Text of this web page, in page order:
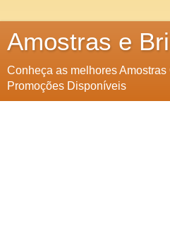
Amostras e
Conheça as melhores
Promoções Disponíveis